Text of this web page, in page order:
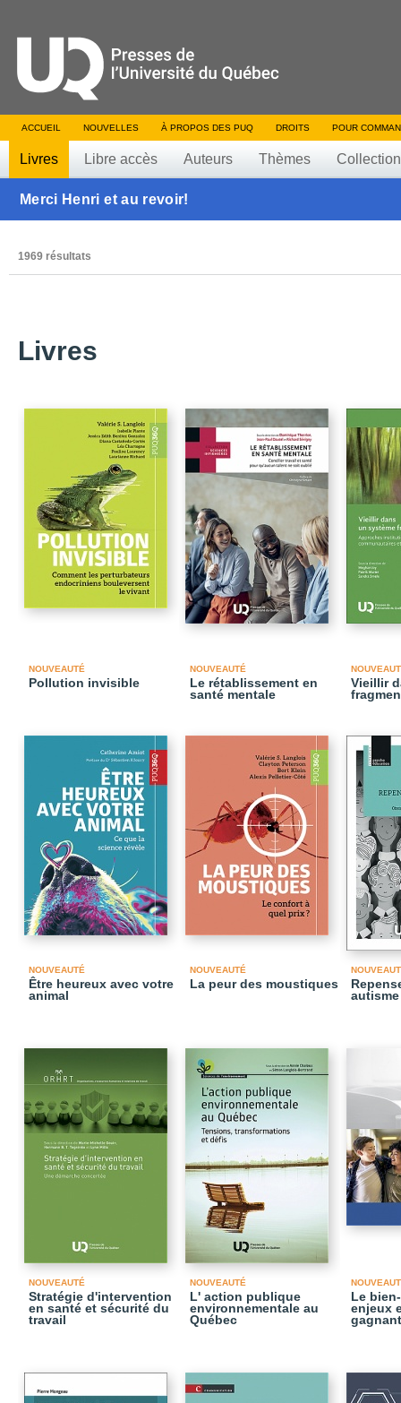
ACCUEIL NOUVELLES À PROPOS DES PUQ DROITS POUR
Livres Libre accès Auteurs Thèmes
Merci Henri et au revoir!
1969 résultats
Livres
NOUVEAUTÉ
Pollution invisible
NOUVEAUTÉ
Le rétablissement en
santé mentale
Vieillir
NOUVEAUTÉ
Être heureux avec votre
animal
NOUVEAUTÉ
La peur des moustiques
autisme
NOUVEAUTÉ
Stratégie d'intervention
en santé et sécurité du
travail
NOUVEAUTÉ
L' action publique
environnementale au
Québec
Le
enjeux